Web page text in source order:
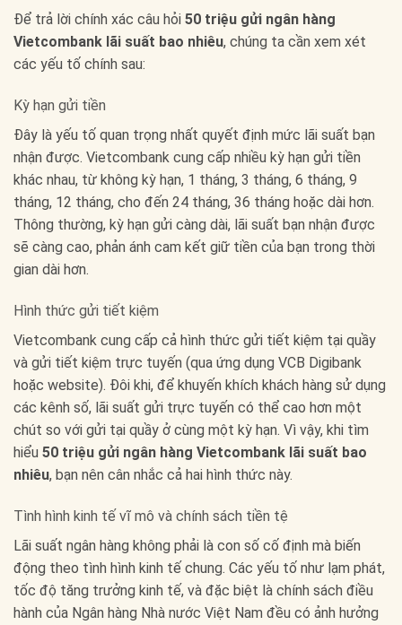
Để trả lời chính xác câu hỏi 50 triệu gửi ngân hàng
Vietcombank lãi suất bao nhiêu, chúng ta cần xem xét
các yếu tố chính sau:
Kỳ hạn gửi tiền
Đây là yếu tố quan trọng nhất quyết định mức lãi suất bạn
nhận được. Vietcombank cung cấp nhiều kỳ hạn gửi tiền
khác nhau, từ không kỳ hạn, 1 tháng, 3 tháng, 6 tháng, 9
tháng, 12 tháng, cho đến 24 tháng, 36 tháng hoặc dài hơn.
Thông thường, kỳ hạn gửi càng dài, lãi suất bạn nhận được
sẽ càng cao, phản ánh cam kết giữ tiền của bạn trong thời
gian dài hơn.
Hình thức gửi tiết kiệm
Vietcombank cung cấp cả hình thức gửi tiết kiệm tại quầy
và gửi tiết kiệm trực tuyến (qua ứng dụng VCB Digibank
hoặc website). Đôi khi, để khuyến khích khách hàng sử dụng
các kênh số, lãi suất gửi trực tuyến có thể cao hơn một
chút so với gửi tại quầy ở cùng một kỳ hạn. Vì vậy, khi tìm
hiểu 50 triệu gửi ngân hàng Vietcombank lãi suất bao
nhiêu, bạn nên cân nhắc cả hai hình thức này.
Tình hình kinh tế vĩ mô và chính sách tiền tệ
Lãi suất ngân hàng không phải là con số cố định mà biến
động theo tình hình kinh tế chung. Các yếu tố như lạm phát,
tốc độ tăng trưởng kinh tế, và đặc biệt là chính sách điều
hành của Ngân hàng Nhà nước Việt Nam đều có ảnh hưởng